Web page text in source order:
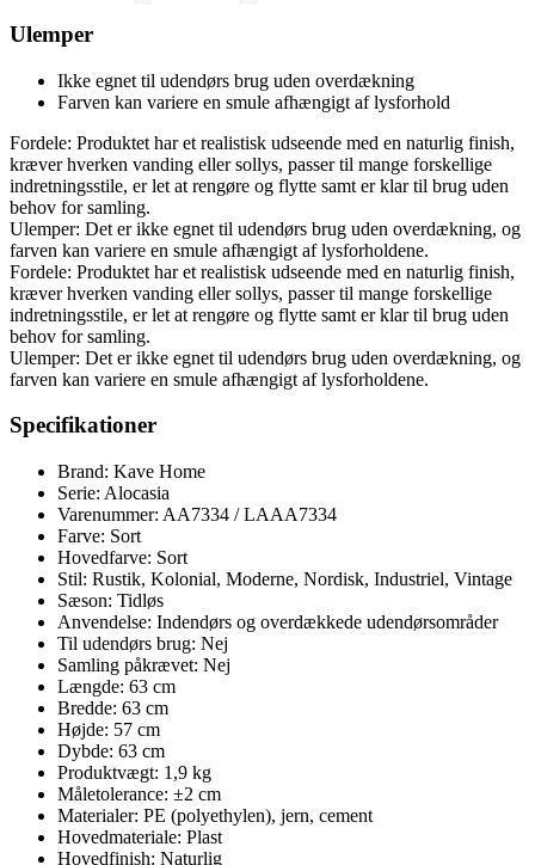
Ulemper
Ikke egnet til udendørs brug uden overdækning
Farven kan variere en smule afhængigt af lysforhold
Fordele: Produktet har et realistisk udseende med en naturlig finish,
kræver hverken vanding eller sollys, passer til mange forskellige
indretningsstile, er let at rengøre og flytte samt er klar til brug uden
behov for samling.
Ulemper: Det er ikke egnet til udendørs brug uden overdækning, og
farven kan variere en smule afhængigt af lysforholdene.
Fordele: Produktet har et realistisk udseende med en naturlig finish,
kræver hverken vanding eller sollys, passer til mange forskellige
indretningsstile, er let at rengøre og flytte samt er klar til brug uden
behov for samling.
Ulemper: Det er ikke egnet til udendørs brug uden overdækning, og
farven kan variere en smule afhængigt af lysforholdene.
Specifikationer
Brand: Kave Home
Serie: Alocasia
Varenummer: AA7334 / LAAA7334
Farve: Sort
Hovedfarve: Sort
Stil: Rustik, Kolonial, Moderne, Nordisk, Industriel, Vintage
Sæson: Tidløs
Anvendelse: Indendørs og overdækkede udendørsområder
Til udendørs brug: Nej
Samling påkrævet: Nej
Længde: 63 cm
Bredde: 63 cm
Højde: 57 cm
Dybde: 63 cm
Produktvægt: 1,9 kg
Måletolerance: ±2 cm
Materialer: PE (polyethylen), jern, cement
Hovedmateriale: Plast
Hovedfinish: Naturlig